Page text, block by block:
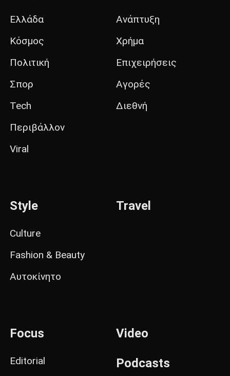
Ελλάδα
Κόσμος
Πολιτική
Σπορ
Tech
Περιβάλλον
Viral
Ανάπτυξη
Χρήμα
Επιχειρήσεις
Αγορές
Διεθνή
Style
Culture
Fashion & Beauty
Αυτοκίνητο
Travel
Focus
Editorial
Video
Podcasts